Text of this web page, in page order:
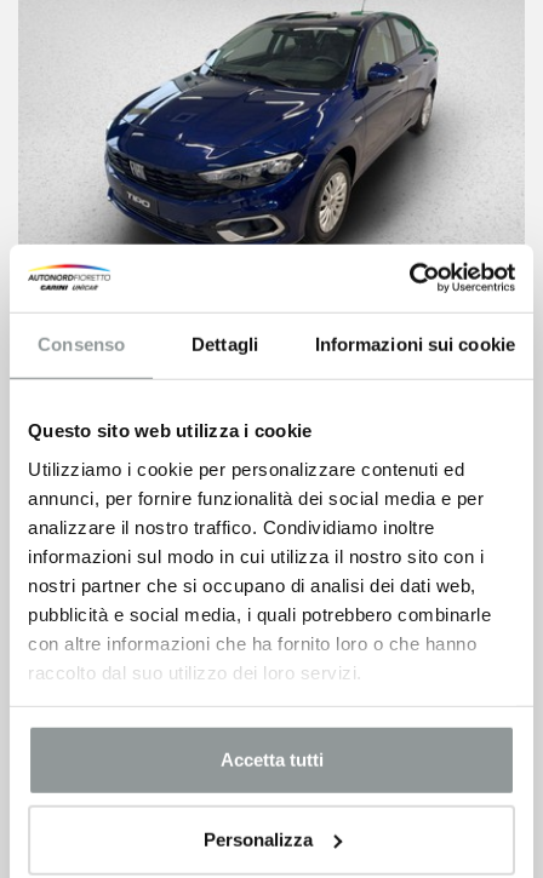
Consenso Dettagli Informazioni sui cookie
Questo sito web utilizza i cookie
Utilizziamo i cookie per personalizzare contenuti ed
annunci, per fornire funzionalità dei social media e per
analizzare il nostro traffico. Condividiamo inoltre
informazioni sul modo in cui utilizza il nostro sito con i
nostri partner che si occupano di analisi dei dati web,
pubblicità e social media, i quali potrebbero combinarle
con altre informazioni che ha fornito loro o che hanno
raccolto dal suo utilizzo dei loro servizi.
Accetta tutti
Personalizza
Fiat Tipo
VEDI SCHEDA